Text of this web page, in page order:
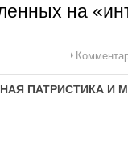
на
ПАТРИСТИКА